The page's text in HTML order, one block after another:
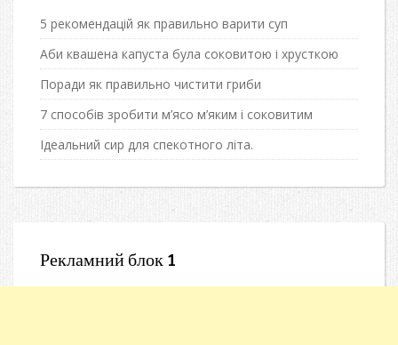
5 рекомендацій як правильно варити суп
Аби квашена капуста була соковитою і хрусткою
Поради як правильно чистити гриби
7 способів зробити м’ясо м’яким і соковитим
Ідеальний сир для спекотного літа.
Рекламний блок 1